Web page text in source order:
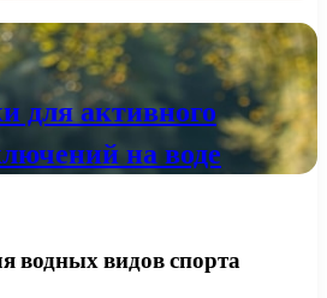
для активного
на воде
водных видов спорта